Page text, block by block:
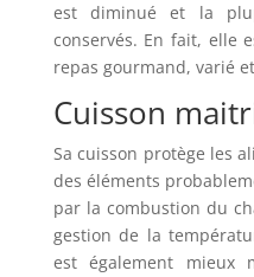
est diminué et la
conservés. En fait, elle
repas gourmand, varié
Cuisson
Sa cuisson protège les
des éléments
par la combustion du
gestion de la
est également mieux